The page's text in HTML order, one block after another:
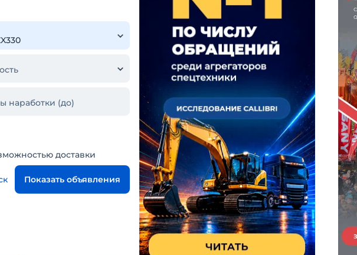
наработки (до)
доставки
Показать объявления